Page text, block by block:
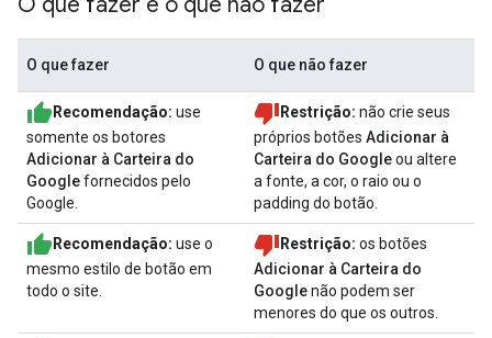
O que fazer O que não fazer
Recomendação: use
somente os botores
Adicionar à Carteira do
Googlefornecidos pelo
Google.
Restrição: não crie seus
próprios botões Adicionar à
Carteira do Googleou altere
a fonte, a cor, o raio ou o
padding do botão.
Recomendação: use o
mesmo estilo de botão em
todo o site.
Restrição: os botões
Adicionar à Carteira do
Googlenão podem ser
menores do que os outros.